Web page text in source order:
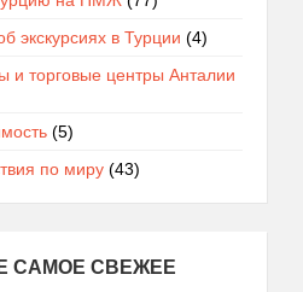
экскурсиях в Турции (4)
и торговые центры Анталии
(5)
по миру(43)
САМОЕ СВЕЖЕЕ